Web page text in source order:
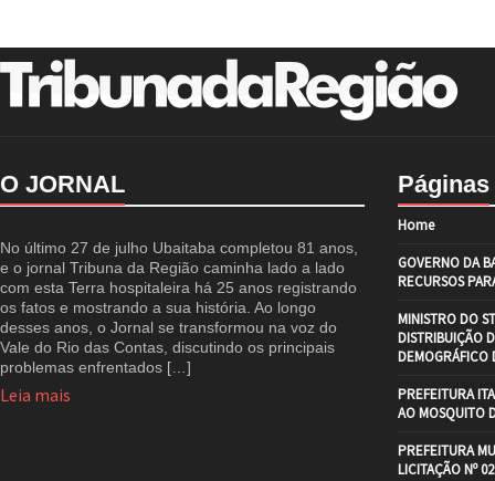
O JORNAL
No último 27 de julho Ubaitaba completou 81 anos,
e o jornal Tribuna da Região caminha lado a lado
com esta Terra hospitaleira há 25 anos registrando
os fatos e mostrando a sua história. Ao longo
desses anos, o Jornal se transformou na voz do
Vale do Rio das Contas, discutindo os principais
problemas enfrentados […]
Leia mais
Páginas
Home
GOVERNO DA
RECURSOS
MINISTRO DO
DISTRIBUIÇÃO
DEMOGRÁFICO
PREFEITURA
AO MOSQUITO
PREFEITURA
LICITAÇÃO Nº